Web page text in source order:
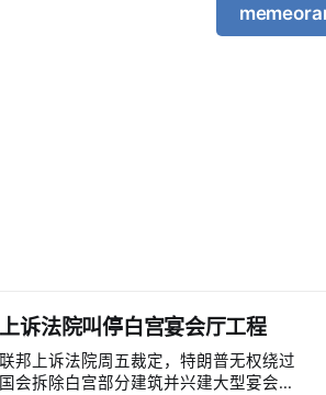
上诉法院叫停白宫宴会厅工程
联邦上诉法院周五裁定，特朗普无权绕过
国会拆除白宫部分建筑并兴建大型宴会